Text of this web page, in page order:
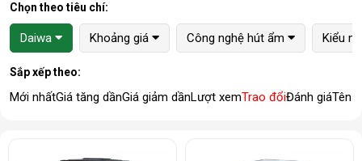
Chọn theo tiêu chí:
Daiwa Khoảng giá Công nghệ hút ẩm Kiểu
Sắp xếp theo:
Mới nhấtGiá tăng dầnGiá giảm dầnLượt xemTrao đổiĐánh giáTên